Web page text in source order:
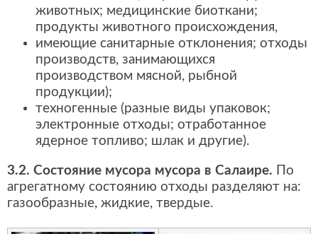
животных; медицинские биоткани;
продукты животного происхождения,
имеющие санитарные отклонения; отходы
производств, занимающихся
производством мясной, рыбной
продукции);
техногенные (разные виды упаковок;
электронные отходы; отработанное
ядерное топливо; шлак и другие).
3.2. Состояние мусора мусора в Салаире. По
агрегатному состоянию отходы разделяют на:
газообразные, жидкие, твердые.